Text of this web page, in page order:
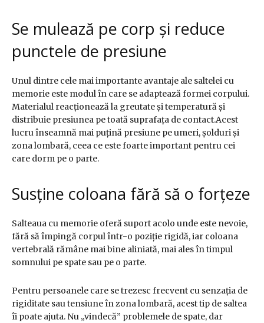
Se mulează pe corp și reduce
punctele de presiune
Unul dintre cele mai importante avantaje ale saltelei cu
memorie este modul în care se adaptează formei corpului.
Materialul reacționează la greutate și temperatură și
distribuie presiunea pe toată suprafața de contact.Acest
lucru înseamnă mai puțină presiune pe umeri, șolduri și
zona lombară, ceea ce este foarte important pentru cei
care dorm pe o parte.
Susține coloana fără să o forțeze
Salteaua cu memorie oferă suport acolo unde este nevoie,
fără să împingă corpul într-o poziție rigidă, iar coloana
vertebrală rămâne mai bine aliniată, mai ales în timpul
somnului pe spate sau pe o parte.
Pentru persoanele care se trezesc frecvent cu senzația de
rigiditate sau tensiune în zona lombară, acest tip de saltea
îi poate ajuta. Nu „vindecă” problemele de spate, dar